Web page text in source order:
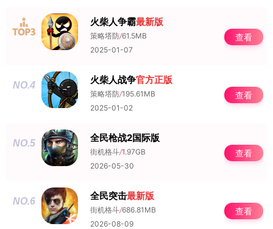
NO.3 火柴人争霸最新版
策略塔防/61.5MB
2025-01-07
查看
NO.4 火柴人战争官方正版
策略塔防/195.61MB
2025-01-02
查看
NO.5 全民枪战2国际版
街机格斗/1.97GB
2026-05-30
查看
NO.6 全民突击最新版
街机格斗/686.81MB
2026-08-09
查看